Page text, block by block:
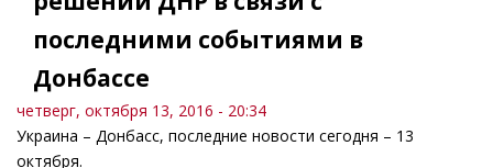
последними событиями в
Донбассе
четверг, октября 13, 2016 - 20:34
Украина – Донбасс, последние новости сегодня – 13
октября.